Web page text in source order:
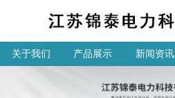
关于我们 产品展示 新闻资讯